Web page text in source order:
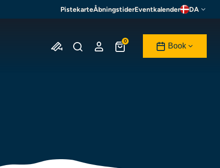
PistekarteÅbningstiderEventkalender DA
0
Book